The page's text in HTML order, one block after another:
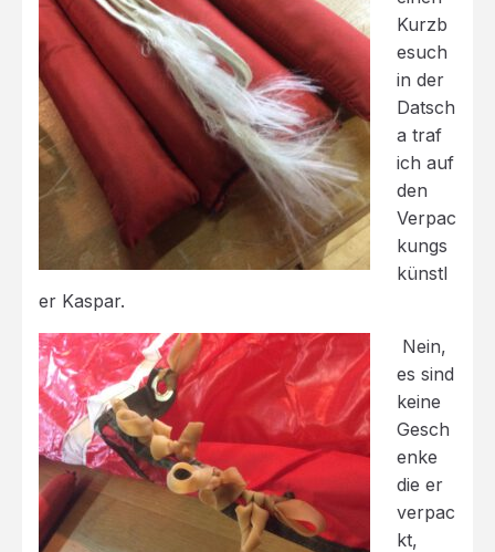
Kurzb
esuch
in der
Datsch
a traf
ich auf
den
Verpac
kungs
künstl
er Kaspar.
Nein,
es sind
keine
Gesch
enke
die er
verpac
kt,